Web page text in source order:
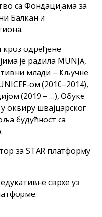
са Фондацијама за
Балкан и
кроз одређене
је радила MUNJA,
млади – Кључне
ом (2010–2014),
(2019 – …), Обуке
оквиру швајцарског
будућност са
за STAR платформу
сврхе уз